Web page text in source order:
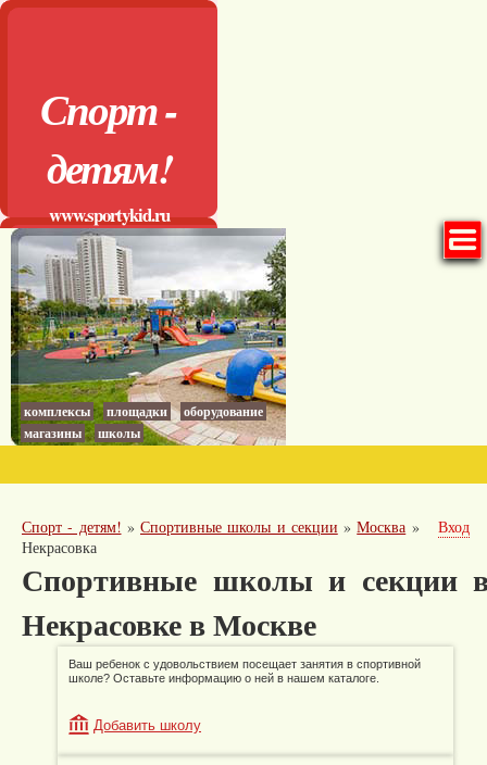
Спорт -
детям!
www.sportykid.ru
комплексы площадки
оборудование
магазины
школы
Спорт - детям! » Спортивные школы и секции »Москва »
Некрасовка
Вход
Спортивные школы и секции
Некрасовке в Москве
Ваш ребенок с удовольствием посещает занятия в спортивной
школе? Оставьте информацию о ней в нашем каталоге.
Добавить школу